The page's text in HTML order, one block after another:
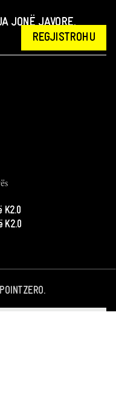
JONË JAVORE.
REGJISTROHU
K2.0
K2.0